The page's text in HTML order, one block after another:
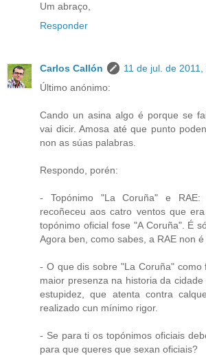
Um abraço,
Responder
Carlos Callón
11 de jul. de
Último anónimo:
Cando un asina algo é porque se
vai dicir. Amosa até que punto
non as súas palabras.
Respondo, porén:
- Topónimo "La Coruña" e
recoñeceu aos catro ventos que
topónimo oficial fose "A Coruña". É
Agora ben, como sabes, a RAE non é
- O que dis sobre "La Coruña" como
maior presenza na historia da
estupidez, que atenta contra
realizado cun mínimo rigor.
- Se para ti os topónimos oficiais
para que queres que sexan oficiais?